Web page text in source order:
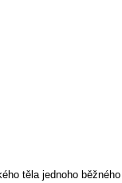
těla jednoho